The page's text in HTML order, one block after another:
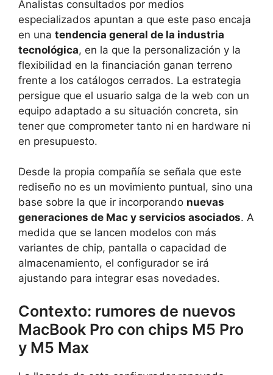
Analistas consultados por medios
especializados apuntan a que este paso encaja
en una tendencia general de la industria
tecnológica, en la que la personalización y la
flexibilidad en la financiación ganan terreno
frente a los catálogos cerrados. La estrategia
persigue que el usuario salga de la web con un
equipo adaptado a su situación concreta, sin
tener que comprometer tanto ni en hardware ni
en presupuesto.
Desde la propia compañía se señala que este
rediseño no es un movimiento puntual, sino una
base sobre la que ir incorporando nuevas
generaciones de Mac y servicios asociados. A
medida que se lancen modelos con más
variantes de chip, pantalla o capacidad de
almacenamiento, el configurador se irá
ajustando para integrar esas novedades.
Contexto: rumores de nuevos
MacBook Pro con chips M5 Pro
y M5 Max